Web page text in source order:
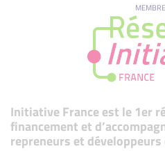
Initiative France est le 1er
financement et
repreneurs et développeurs